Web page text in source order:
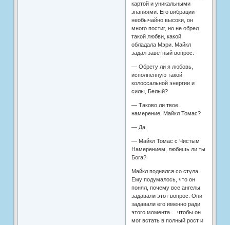
картой и уникальными
знаниями. Его вибрации
необычайно высоки, он
много постиг, но не обрел
такой любви, какой
обладала Мэри. Майкл
задал заветный вопрос:
— Обрету ли я любовь,
исполненную такой
колоссальной энергии и
силы, Белый?
— Таково ли твое
намерение, Майкл Томас?
— Да.
— Майкл Томас с Чистым
Намерением, любишь ли ты
Бога?
Майкл поднялся со стула.
Ему подумалось, что он
понял, почему все ангелы
задавали этот вопрос. Они
задавали его именно ради
этого момента… чтобы он
мог встать в полный рост и